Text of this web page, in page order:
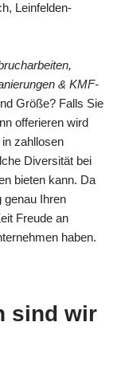
Leinfelden-
& KMF-
Größe? Falls Sie
offerieren wird
zahllosen
Diversität bei
bieten kann. Da
genau Ihren
Freude an
haben.
sind wir